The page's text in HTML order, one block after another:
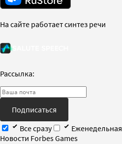
На сайте работает синтез речи
Рассылка:
Подписаться
Все сразу
Еженедельная
Новости Forbes Games